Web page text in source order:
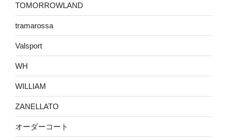
TOMORROWLAND
tramarossa
Valsport
WH
WILLIAM
ZANELLATO
オーダーコート